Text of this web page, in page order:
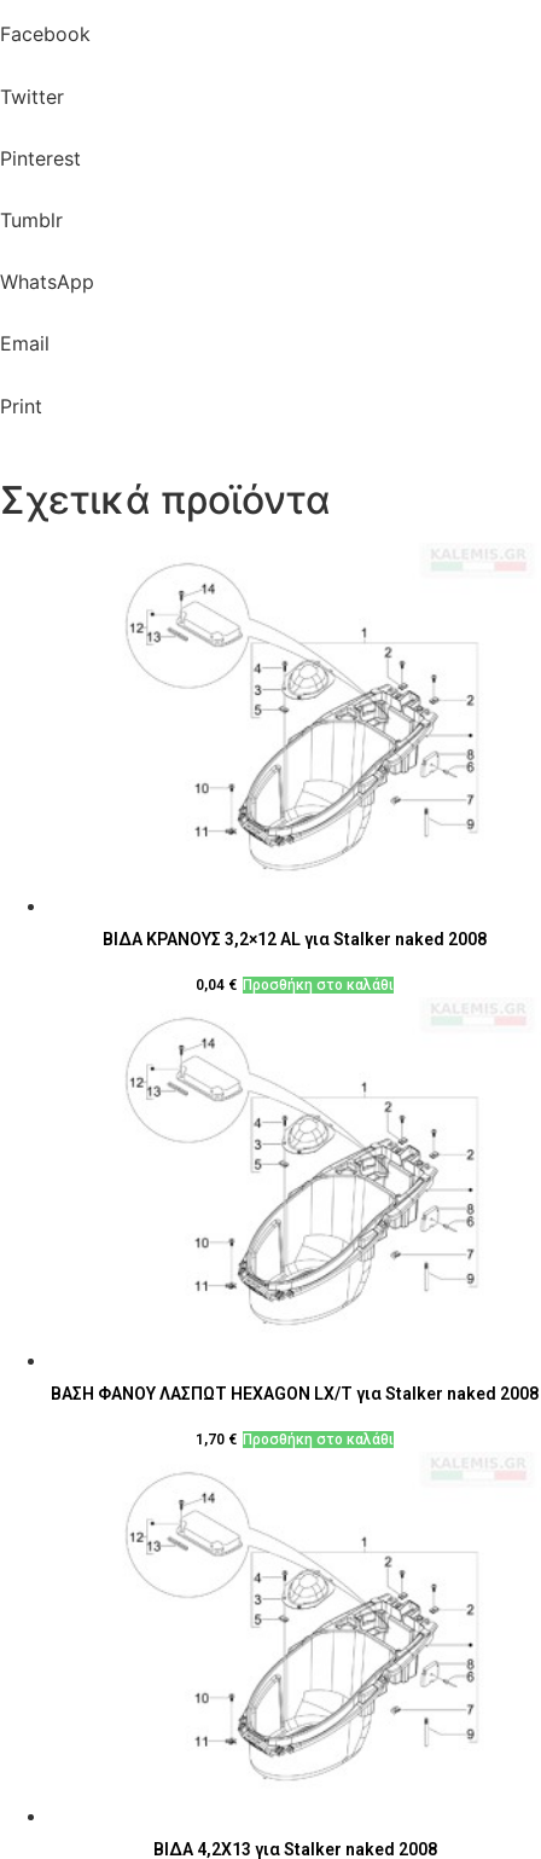
Facebook
Twitter
Pinterest
Tumblr
WhatsApp
Email
Print
Σχετικά προϊόντα
ΒΙΔΑ ΚΡΑΝΟΥΣ 3,2×12 AL για Stalker naked 2008
0,04 € Προσθήκη στο καλάθι
ΒΑΣΗ ΦΑΝΟΥ ΛΑΣΠΩΤ HEXAGON LX/T για Stalker naked 2008
1,70 € Προσθήκη στο καλάθι
ΒΙΔΑ 4,2X13 για Stalker naked 2008